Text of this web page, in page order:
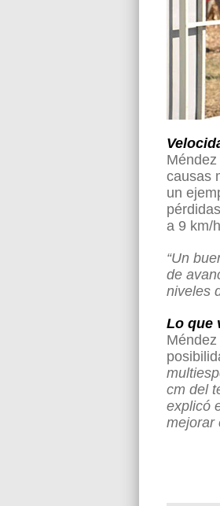
causas
un
a 9 km/
“Un
de
niveles
Lo que
cm del
explicó
mejorar